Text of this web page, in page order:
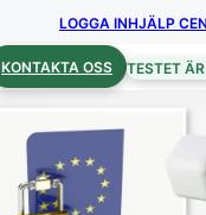
LOGGA INHJÄLP
KONTAKTA OSS TESTET